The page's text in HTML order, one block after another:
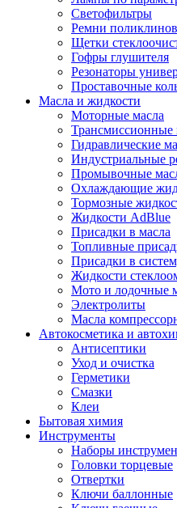
Светофильтры
Ремни
Щетки
Гофры глушителя
Резонаторы
Проставочные
Масла и жидкости
Моторные масла
Трансмиссионные
Гидравлические
Индустриальные
Промывочные
Охлаждающие
Тормозные
Жидкости AdBlue
Присадки в масла
Топливные
Присадки в
Жидкости
Мото и лодочные
Электролиты
Масла
Автокосметика и
Антисептики
Уход и очистка
Герметики
Смазки
Клеи
Бытовая химия
Инструменты
Наборы
Головки торцевые
Отвертки
Ключи баллонные